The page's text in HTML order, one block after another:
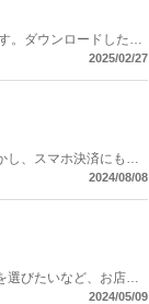
。ダウンロードしたデ
2025/02/27
2024/08/08
選びたいなど、お店に
2024/05/09